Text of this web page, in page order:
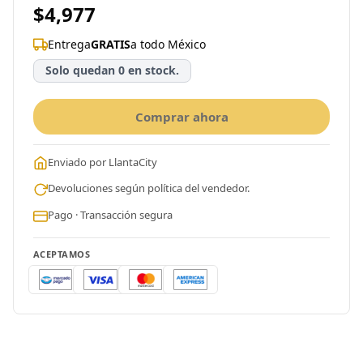
$4,977
EntregaGRATISa todo México
Solo quedan 0 en stock.
Comprar ahora
Enviado por LlantaCity
Devoluciones según política del vendedor.
Pago · Transacción segura
ACEPTAMOS